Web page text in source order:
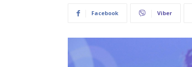
Facebook Viber